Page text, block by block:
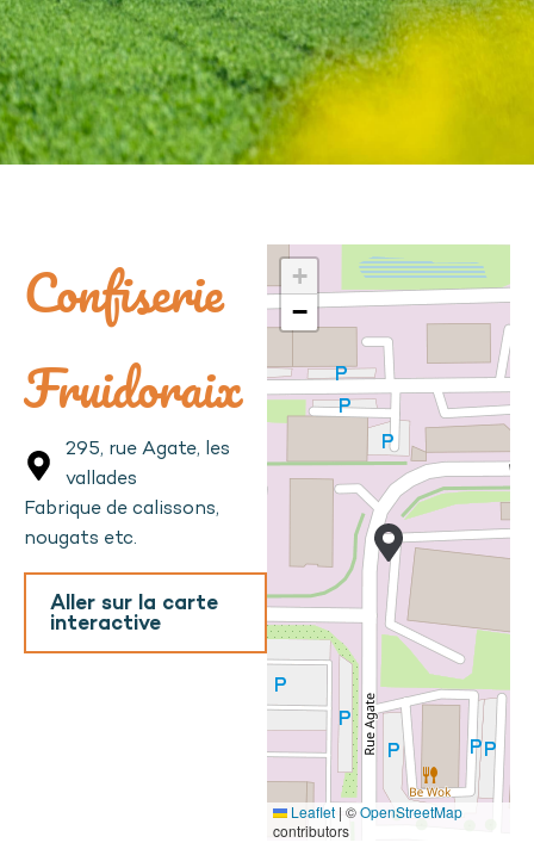
Confiserie
Fruidoraix
295, rue Agate, les
vallades
Fabrique de calissons,
nougats etc.
Aller sur la carte
interactive
+
−
Leaflet | ©OpenStreetMap
contributors